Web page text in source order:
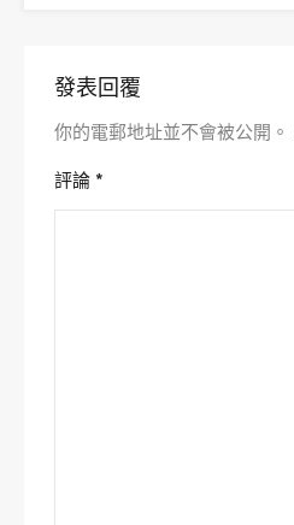
發表回覆
你的電郵地址並不會被公開。
評論 *